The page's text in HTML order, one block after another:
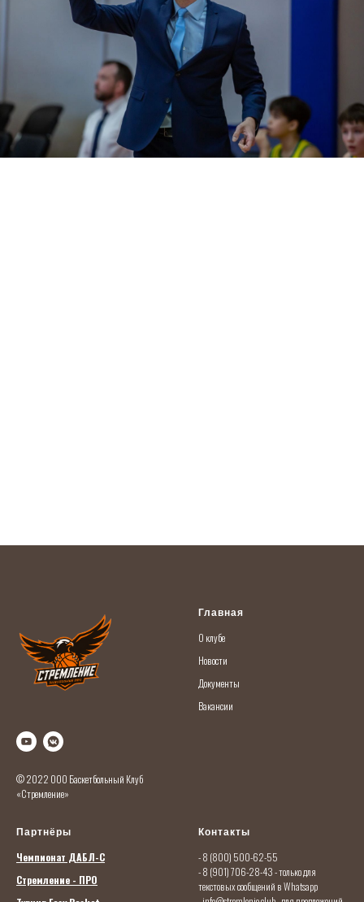
© 2022 ООО Баскетбольный Клуб
«Стремление»
Главная
О клубе
Новости
Документы
Вакансии
Партнёры
Чемпионат ДАБЛ-С
Стремление - ПРО
Контакты
- 8 (800) 500-62-55
- 8 (901) 706-28-43- только для
текстовых сообщений в Whatsapp